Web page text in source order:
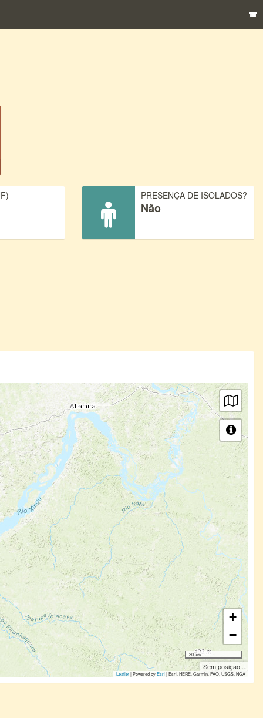
PRESENÇA DE ISOLADOS?
Não
+
−
30 km
Sem posição...
Leaflet| Powered byEsri|Esri, HERE, Garmin, FAO, USGS, NGA